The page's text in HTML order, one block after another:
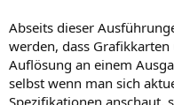
Abseits dieser
werden, dass
Auflösung an einem
selbst wenn man sich
Spezifikationen anschaut,